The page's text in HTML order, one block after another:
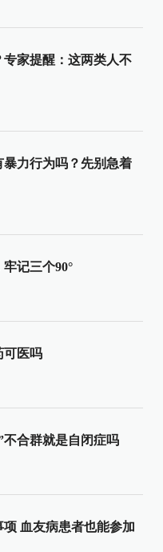
专家提醒：这两类人不
暴力行为吗？先别急着
记三个90°
可医吗
不合群就是自闭症吗
项 血友病患者也能参加